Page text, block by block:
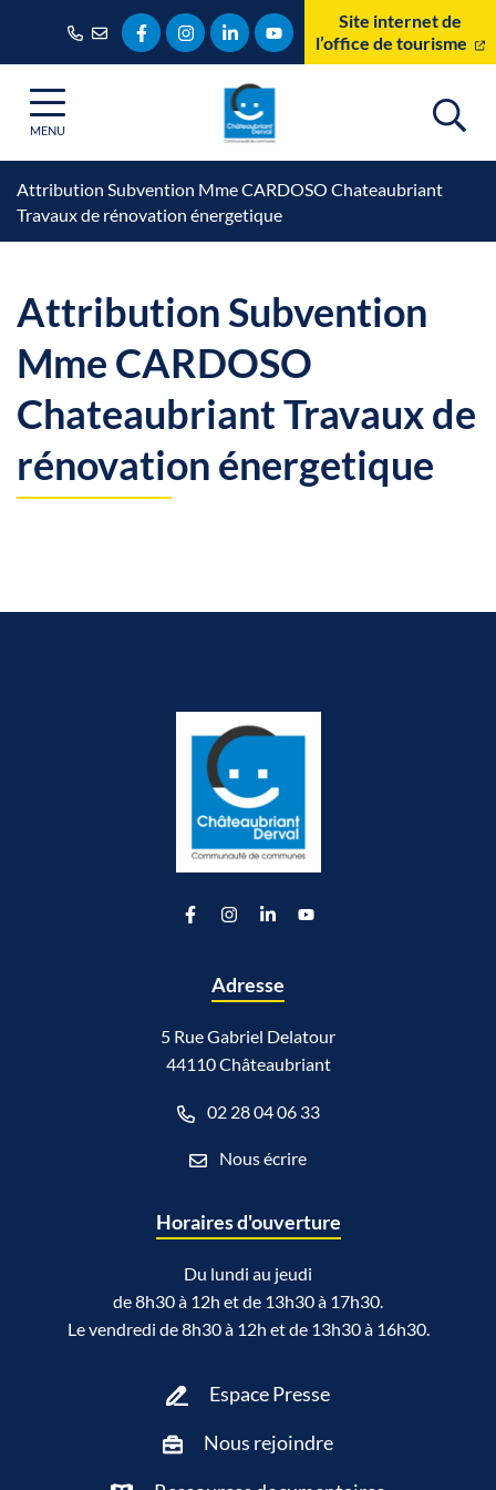
contenu
Lien vers le compte Facebook
Lien vers le compte Instagram
Lien vers le compte Linkedin
Lien vers la chaîne Youtube
Site internet de
l’office de tourisme
MENU
Attribution Subvention Mme CARDOSO Chateaubriant
Travaux de rénovation énergetique
Attribution Subvention
Mme CARDOSO
Chateaubriant Travaux de
rénovation énergetique
Lien vers le compte Facebook
Lien vers le compte Instagram
Lien vers le compte Linkedin
Lien vers la chaîne
Adresse
5 Rue Gabriel Delatour
44110 Châteaubriant
02 28 04 06 33
Nous écrire
Horaires d'ouverture
Du lundi au jeudi
de 8h30 à 12h et de 13h30 à 17h30.
Le vendredi de 8h30 à 12h et de 13h30 à 16h30.
Espace Presse
Nous rejoindre